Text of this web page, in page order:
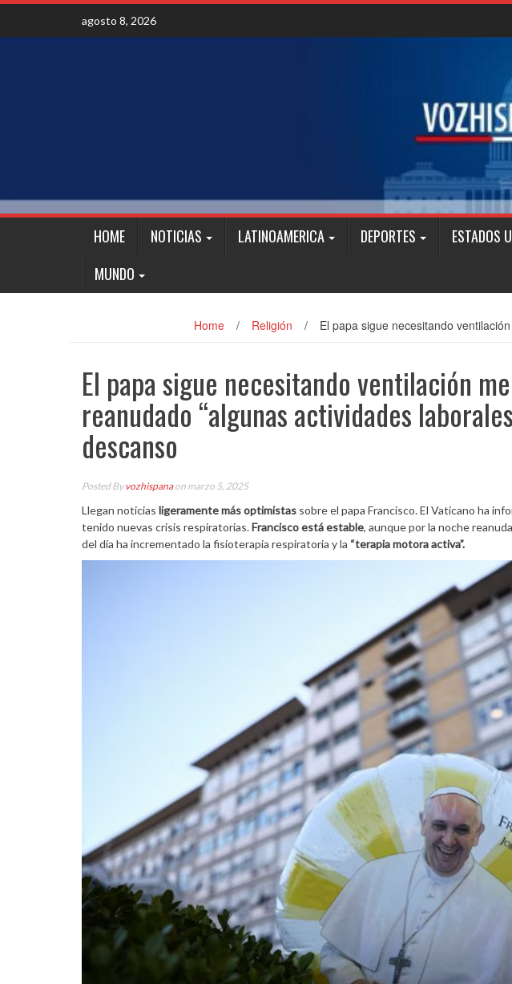
Skip
content
agosto 8, 2026
HOME NOTICIAS LATINOAMERICA DEPORTES ESTADOS
MUNDO
Home / Religión / El papa sigue necesitando
El papa sigue necesitando ventilación
reanudado “algunas actividades
descanso
Posted Byvozhispanaon marzo 5, 2025
Llegan noticias ligeramente más optimistas sobre el papa Francisco. El Vaticano ha
tenido nuevas crisis respiratorias.Francisco está estable, aunque por la noche
del día ha incrementado la fisioterapia respiratoria y la “terapia motora activa”.